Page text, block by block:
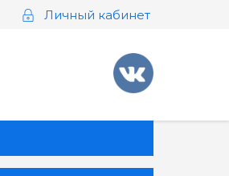
Личный кабинет